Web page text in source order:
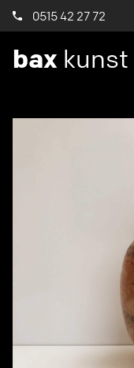
0515 42 27 72
bax kunst